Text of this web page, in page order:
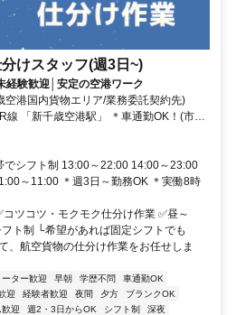
けスタッフ(週3日~)
経験歓迎│安定の空港ワーク
空港国内貨物エリア/業務委託契約先)
線 「新千歳空港駅」 ＊車通勤OK！(市内
でシフト制 13:00～22:00 14:00～23:00
～11:00 ＊週3日～勤務OK ＊実働8時
ツコツ・モクモク仕分け作業 ✅️昼～
ト制 └希望があれば固定シフトでも
、航空貨物の仕分け作業をお任せしま
ーター歓迎 早朝 学歴不問
車通勤OK
迎 経験者歓迎 夜間 夕方
ブランクOK
迎 週2・3日からOK シフト制
深夜